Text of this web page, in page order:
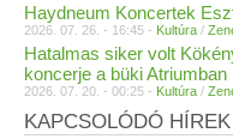
Haydneum Koncertek
2026. 07. 26. - 16:45 - Kultúra /
Hatalmas siker volt
koncerje a büki Atriumban
2026. 07. 20. - 00:25 - Kultúra /
KAPCSOLÓDÓ HÍREK